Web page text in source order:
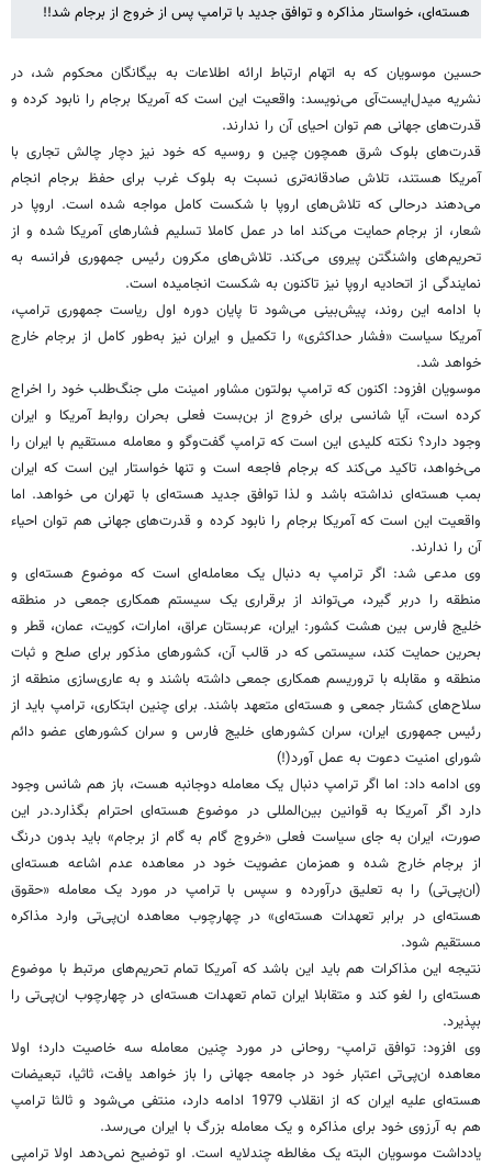
هسته‌ای، خواستار مذاکره و توافق جدید با ترامپ پس از خروج از برجام شد!!
حسین موسویان که به اتهام ارتباط ارائه اطلاعات به بیگانگان محکوم شد، در
نشریه میدل‌ایست‌آی می‌نویسد: واقعیت این است که آمریکا برجام را نابود کرده و
قدرت‌های جهانی هم توان احیای آن را ندارند.
قدرت‌های بلوک شرق همچون چین و روسیه که خود نیز دچار چالش‌ تجاری با
آمریکا هستند، تلاش صادقانه‌تری نسبت به بلوک غرب برای حفظ برجام انجام
می‌دهند درحالی که تلاش‌های اروپا با شکست کامل مواجه شده است. اروپا در
شعار، از برجام حمایت می‌کند اما در عمل کاملا تسلیم فشارهای آمریکا شده و از
تحریم‌های واشنگتن پیروی می‌کند. تلاش‌های مکرون رئیس جمهوری فرانسه به
نمایندگی از اتحادیه اروپا نیز تاکنون به شکست انجامیده است.
با ادامه این روند، پیش‌بینی می‌شود تا پایان دوره اول ریاست جمهوری ترامپ،
آمریکا سیاست «فشار حداکثری» را تکمیل و ایران نیز به‌طور کامل از برجام خارج
خواهد شد.
موسویان افزود: اکنون که ترامپ بولتون مشاور امینت ملی جنگ‌طلب خود را اخراج
کرده است، آیا شانسی برای خروج از بن‌بست فعلی بحران روابط آمریکا و ایران
وجود دارد؟ نکته کلیدی این است که ترامپ گفت‌وگو و معامله مستقیم با ایران را
می‌خواهد، تاکید می‌کند که برجام فاجعه است و تنها خواستار این است که ایران
بمب هسته‌ای نداشته باشد و لذا توافق جدید هسته‌ای با تهران می خواهد. اما
واقعیت این است که آمریکا برجام را نابود کرده و قدرت‌های جهانی هم توان احیاء
آن را ندارند.
وی مدعی شد: اگر ترامپ به دنبال یک معامله‌ای است که موضوع هسته‌ای و
منطقه را دربر گیرد، می‌تواند از برقراری یک سیستم همکاری جمعی در منطقه
خلیج فارس بین هشت کشور: ایران، عربستان عراق، امارات، کویت، عمان، قطر و
بحرین حمایت کند، سیستمی که در قالب آن، کشورهای مذکور برای صلح و ثبات
منطقه و مقابله با تروریسم همکاری جمعی داشته باشند و به عاری‌سازی منطقه از
سلاح‌های کشتار جمعی و هسته‌ای متعهد باشند. برای چنین ابتکاری، ترامپ باید از
رئیس جمهوری ایران، سران کشورهای خلیج فارس و سران کشورهای عضو دائم
شورای امنیت دعوت به عمل آورد(!)
وی ادامه داد: اما اگر ترامپ دنبال یک معامله دوجانبه هست، باز هم شانس وجود
دارد اگر آمریکا به قوانین بین‌المللی در موضوع هسته‌ای احترام بگذارد.در این
صورت، ایران به جای سیاست فعلی «خروج گام به گام از برجام» باید بدون درنگ
از برجام خارج شده و همزمان عضویت خود در معاهده عدم اشاعه هسته‌ای
(ان‌پی‌تی) را به تعلیق درآورده و سپس با ترامپ در مورد یک معامله «حقوق
هسته‌ای در برابر تعهدات هسته‌ای» در چهارچوب معاهده ان‌پی‌تی وارد مذاکره
مستقیم شود.
نتیجه این مذاکرات هم باید این باشد که آمریکا تمام تحریم‌های مرتبط با موضوع
هسته‌ای را لغو کند و متقابلا ایران تمام تعهدات هسته‌ای در چهارچوب ان‌پی‌تی را
بپذیرد.
وی افزود: توافق ترامپ- روحانی در مورد چنین معامله سه خاصیت دارد؛ اولا
معاهده ان‌پی‌تی اعتبار خود در جامعه جهانی را باز خواهد یافت، ثاثیا، تبعیضات
هسته‌ای علیه ایران که از انقلاب 1979 ادامه دارد، منتفی می‌شود و ثالثا ترامپ
هم به آرزوی خود برای مذاکره و یک معامله بزرگ با ایران می‌رسد.
یادداشت موسویان البته یک مغالطه چندلایه است. او توضیح نمی‌دهد اولا ترامپی